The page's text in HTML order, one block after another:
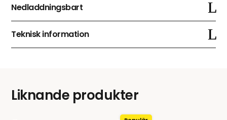
Nedladdningsbart
Teknisk information
Liknande produkter